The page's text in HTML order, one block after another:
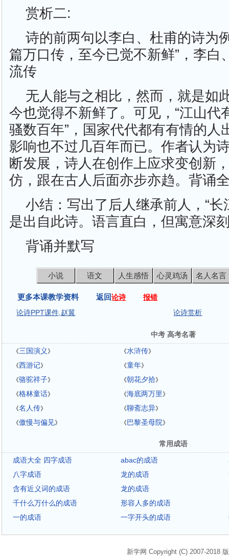
赏析二:
诗的前两句以李白、杜甫的诗为
篇万口传，至今已觉不新鲜”，李白
流传
无人能与之相比，然而，就是如
今也觉得不新鲜了。可见，“江山代
骚数百年”，国家代代都有有情的人
影响也不过几百年而已。作者认为
断发展，诗人在创作上应求变创新
仿，跟在古人后面亦步亦趋。背诵
小结：写出了后人继承前人，“长
是出自此诗。语言直白，但寓意深
背诵并默写
小说 语文 人生感悟 心灵鸡汤 名人名言
更多本课教学资料 返回论诗
报错
论诗PPT课件,赵翼
论诗赏析
中考 高考名著
《三国演义 》 《水浒传》
《西游记》 《童年》
《骆驼祥子》 《朝花夕拾》
《格林童话》 《海底两万里 》
《名人传》 《聊斋志异》
《傲慢与偏见》 《巴黎圣母院》
常用成语
成语大全 四字成语
abac的成语
八字成语
龙的成语
含有近义词的成语
龙的成语
千什么万什么的成语
形容人多的成语
一的成语
一字开头的成语
新学网 Copyright (C) 2007-2018